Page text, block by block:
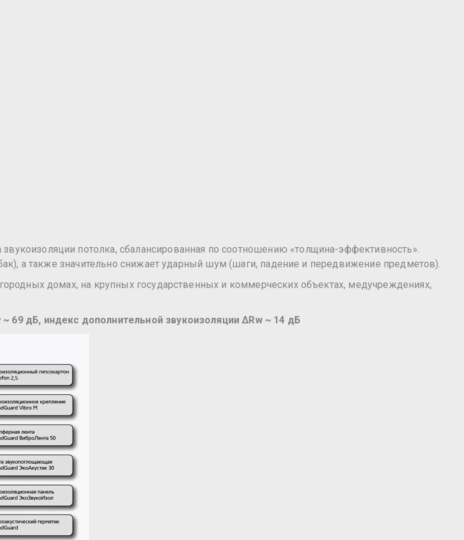
звукоизоляции потолка, сбалансированная по соотношению «толщина-эффективность».
а также значительно снижает ударный шум (шаги, падение и передвижение предметов).
домах, на крупных государственных и коммерческих объектах, медучреждениях,
дБ, индекс дополнительной звукоизоляции ΔRw ~ 14 дБ